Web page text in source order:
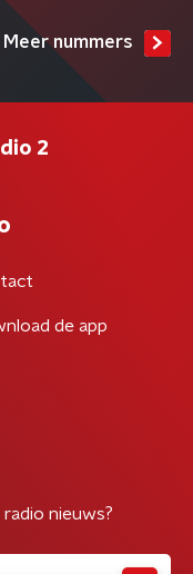
Meer nummers
2
de app
nieuws?